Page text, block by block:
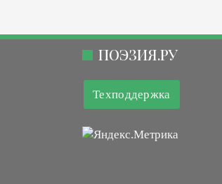
ПОЭЗИЯ.РУ
Техподдержка